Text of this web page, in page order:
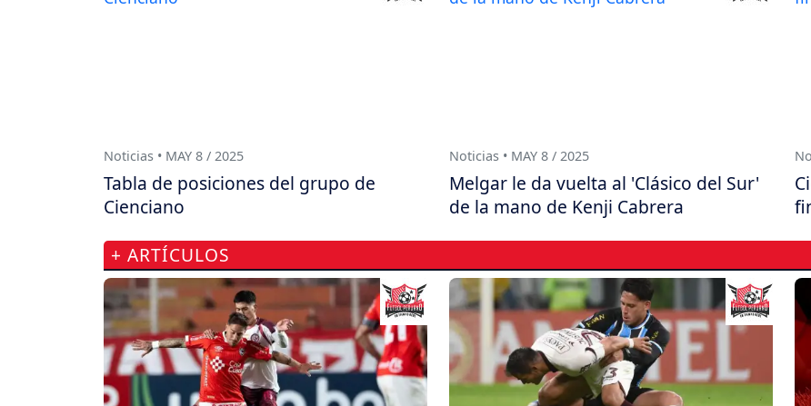
Noticias • MAY 8 / 2025
Tabla de posiciones del grupo de
Cienciano
Noticias • MAY 8 / 2025
Melgar le da vuelta al 'Clásico del Sur'
de la mano de Kenji Cabrera
+ ARTÍCULOS